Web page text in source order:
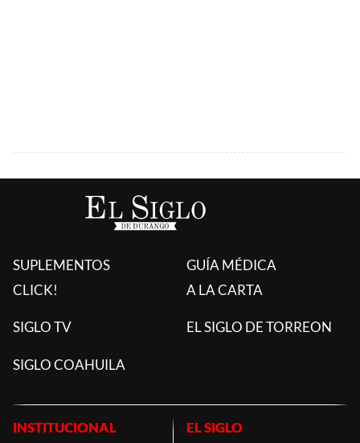
SUPLEMENTOS
CLICK!
GUÍA MÉDICA
A LA CARTA
SIGLO TV EL SIGLO DE TORREON
SIGLO COAHUILA
INSTITUCIONAL
EL SIGLO